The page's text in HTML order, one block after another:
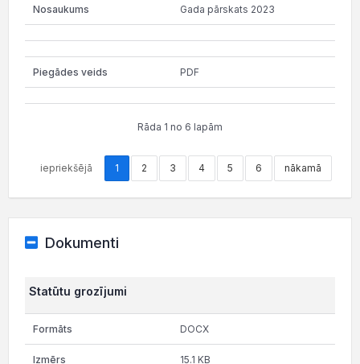
Gada pārskats 2023
PDF
Rāda 1 no 6 lapām
iepriekšējā 1 2 3 4 5 6 nākamā
Dokumenti
Statūtu grozījumi
DOCX
15.1 KB